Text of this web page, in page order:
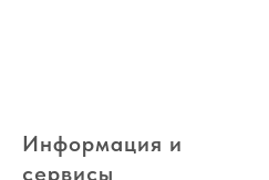
Информация и
сервисы